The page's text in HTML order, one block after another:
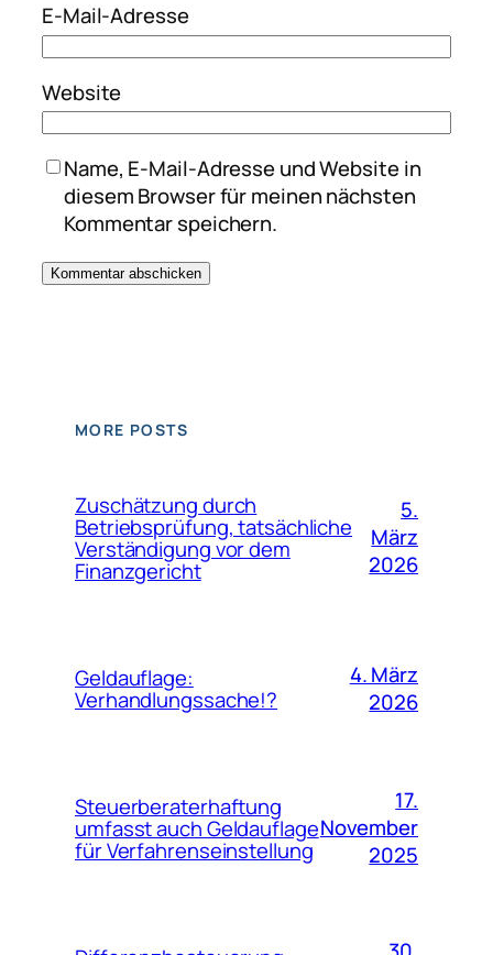
E-Mail-Adresse
Website
Name, E-Mail-Adresse und Website in
diesem Browser für meinen nächsten
Kommentar speichern.
MORE POSTS
Zuschätzung durch
Betriebsprüfung, tatsächliche
Verständigung vor dem
Finanzgericht
5.
März
2026
Geldauflage:
Verhandlungssache!?
4. März
2026
Steuerberaterhaftung
umfasst auch Geldauflage
für Verfahrenseinstellung
17.
November
2025